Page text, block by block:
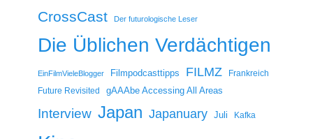
CrossCast Der futurologische Leser
Die Üblichen Verdächtigen
EinFilmVieleBlogger Filmpodcasttipps FILMZ
Frankreich
Future Revisited
gAAAbe Accessing All Areas
Interview Japan Japanuary Juli Kafka